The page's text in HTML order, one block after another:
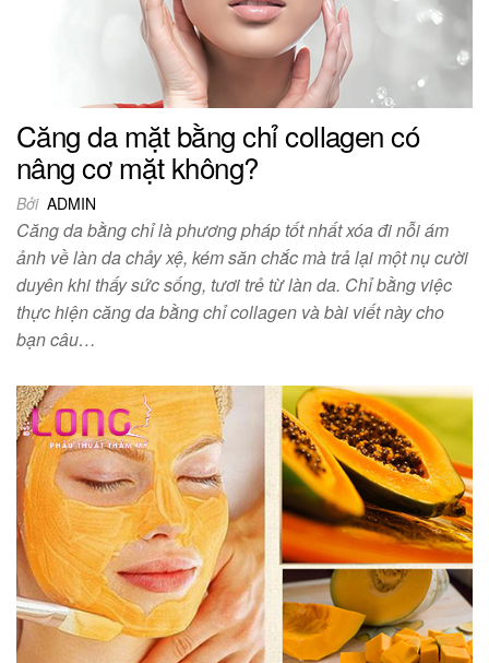
Căng da mặt bằng chỉ collagen có
nâng cơ mặt không?
Bởi ADMIN
Căng da bằng chỉ là phương pháp tốt nhất xóa đi nỗi ám
ảnh về làn da chảy xệ, kém săn chắc mà trả lại một nụ cười
duyên khi thấy sức sống, tươi trẻ từ làn da. Chỉ bằng việc
thực hiện căng da bằng chỉ collagen và bài viết này cho
bạn câu…